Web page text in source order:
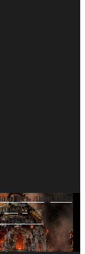
людства:
в ЮНЕСКО